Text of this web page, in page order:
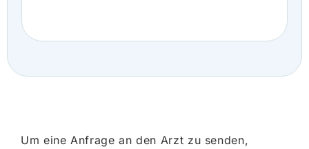
Um eine Anfrage an den Arzt zu senden,